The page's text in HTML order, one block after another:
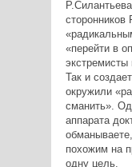
сторонников
«перейти в
экстремисты
Так и
окружили
сманить».
аппарата
похожим на
одну цель.